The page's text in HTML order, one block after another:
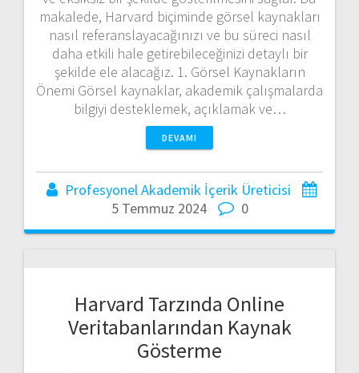
makalede, Harvard biçiminde görsel kaynakları
nasıl referanslayacağınızı ve bu süreci nasıl
daha etkili hale getirebileceğinizi detaylı bir
şekilde ele alacağız. 1. Görsel Kaynakların
Önemi Görsel kaynaklar, akademik çalışmalarda
bilgiyi desteklemek, açıklamak ve…
DEVAMI
Profesyonel Akademik İçerik Üreticisi
5 Temmuz 2024
0
Harvard Tarzında Online
Veritabanlarından Kaynak
Gösterme